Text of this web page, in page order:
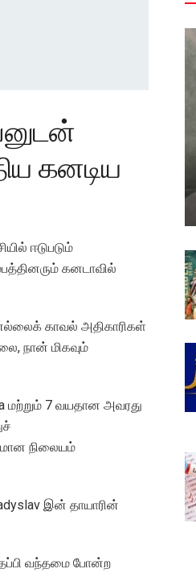
கனடிய
ஈடுபடும்
கனடாவில்
எல்லைக் காவல் அதிகாரிகள்
நான் மிகவும்
மற்றும் 7 வயதான அவரது
நிலையம்
இன் தாயாரின்
தப்பி வந்தமை போன்ற